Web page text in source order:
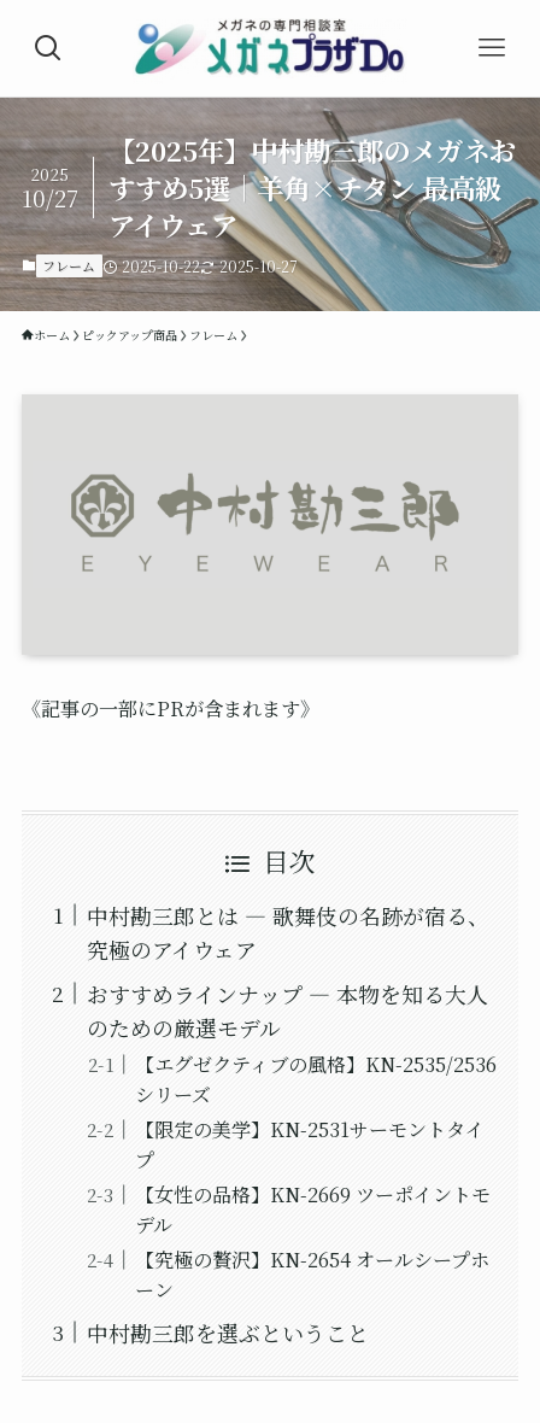
【2025年】中村勘三郎のメガネお
すすめ5選｜羊角×チタン 最高級
アイウェア
2025
10/27
フレーム 2025-10-22 2025-10-27
ホーム ピックアップ商品 フレーム
《記事の一部にPRが含まれます》
目次
中村勘三郎とは ― 歌舞伎の名跡が宿る、
究極のアイウェア
おすすめラインナップ ― 本物を知る大人
のための厳選モデル
【エグゼクティブの風格】KN-2535/2536
シリーズ
【限定の美学】KN-2531サーモントタイ
プ
【女性の品格】KN-2669 ツーポイントモ
デル
【究極の贅沢】KN-2654 オールシープホ
ーン
中村勘三郎を選ぶということ